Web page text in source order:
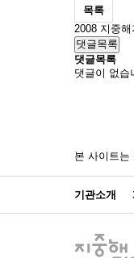
목록
2008 지중
댓글목록
댓글목록
댓글이 없습
본 사이트는
기관소개